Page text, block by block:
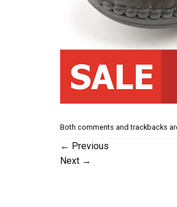
Both comments and trackbacks
← Previous
Next →